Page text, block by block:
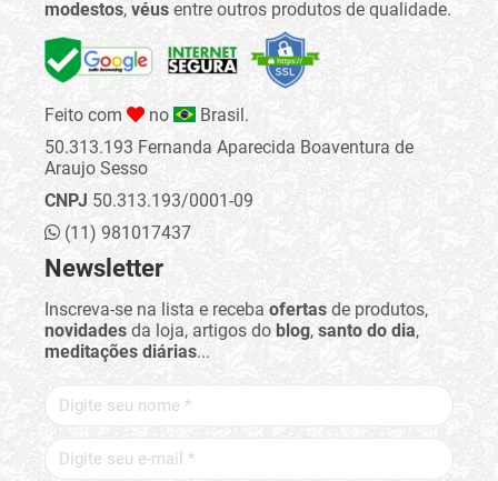
modestos, véus entre outros produtos de qualidade.
Feito com no
Brasil.
50.313.193 Fernanda Aparecida Boaventura de
Araujo Sesso
CNPJ50.313.193/0001-09
(11) 981017437
Newsletter
Inscreva-se na lista e receba ofertas de produtos,
novidades da loja, artigos do blog, santo do dia,
meditações diárias...